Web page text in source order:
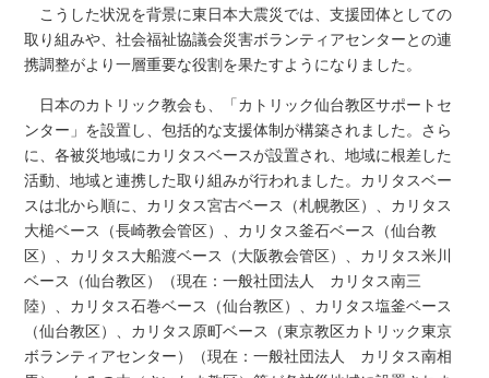
こうした状況を背景に東日本大震災では、支援団体としての
取り組みや、社会福祉協議会災害ボランティアセンターとの連
携調整がより一層重要な役割を果たすようになりました。
日本のカトリック教会も、「カトリック仙台教区サポートセ
ンター」を設置し、包括的な支援体制が構築されました。さら
に、各被災地域にカリタスベースが設置され、地域に根差した
活動、地域と連携した取り組みが行われました。カリタスベー
スは北から順に、カリタス宮古ベース（札幌教区）、カリタス
大槌ベース（長崎教会管区）、カリタス釜石ベース（仙台教
区）、カリタス大船渡ベース（大阪教会管区）、カリタス米川
ベース（仙台教区）（現在：一般社団法人 カリタス南三
陸）、カリタス石巻ベース（仙台教区）、カリタス塩釜ベース
（仙台教区）、カリタス原町ベース（東京教区カトリック東京
ボランティアセンター）（現在：一般社団法人 カリタス南相